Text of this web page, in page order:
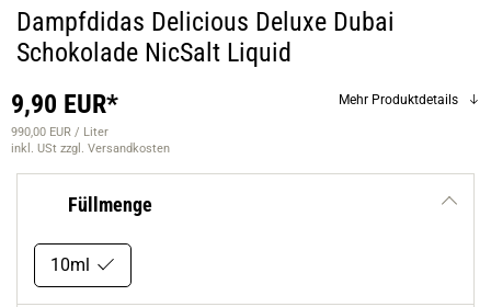
Dampfdidas Delicious Deluxe Dubai
Schokolade NicSalt Liquid
9,90 EUR*
990,00 EUR / Liter
inkl. USt zzgl. Versandkosten
Mehr Produktdetails
Füllmenge
10ml